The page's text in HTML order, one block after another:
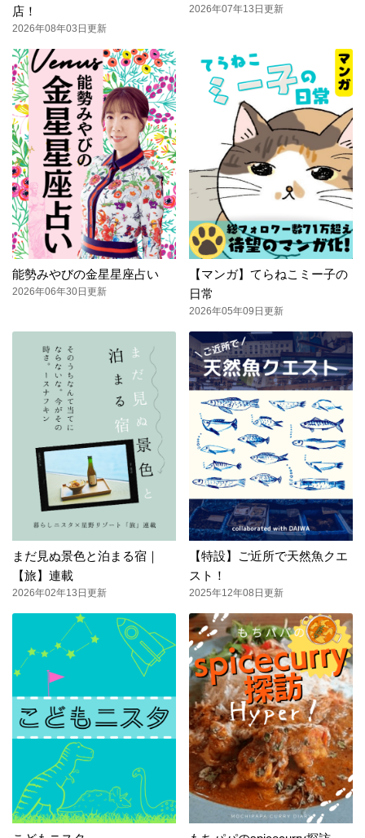
店！
2026年08年03日更新
2026年07年13日更新
能勢みやびの金星星座占い
2026年06年30日更新
【マンガ】てらねこミー子の
日常
2026年05年09日更新
まだ見ぬ景色と泊まる宿｜
【旅】連載
2026年02年13日更新
【特設】ご近所で天然魚クエ
スト！
2025年12年08日更新